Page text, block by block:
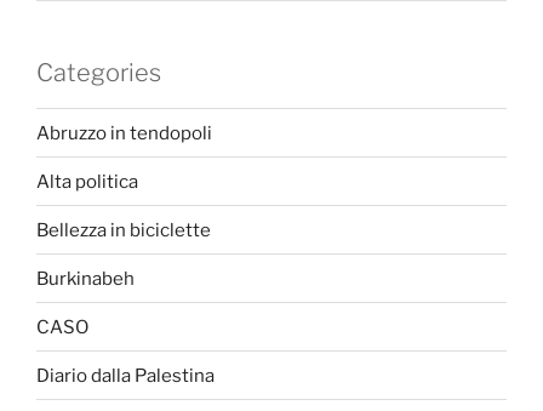
Categories
Abruzzo in tendopoli
Alta politica
Bellezza in biciclette
Burkinabeh
CASO
Diario dalla Palestina